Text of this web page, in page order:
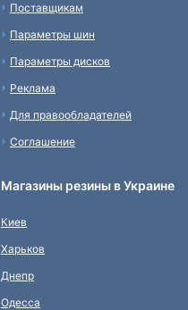
Поставщикам
Параметры шин
Параметры дисков
Реклама
Для правообладателей
Соглашение
Магазины резины в Украине
Киев
Харьков
Днепр
Одесса